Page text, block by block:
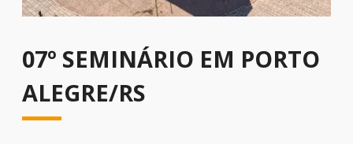
07º SEMINÁRIO EM PORTO
ALEGRE/RS